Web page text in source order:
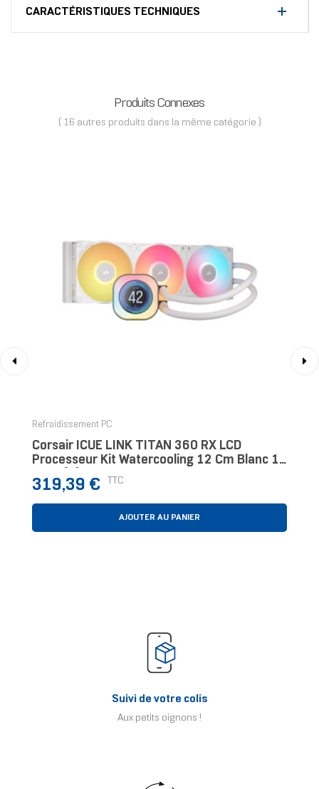
CARACTÉRISTIQUES TECHNIQUES
Produits Connexes
( 16 autres produits dans la même catégorie )
Refroidissement PC
Corsair ICUE LINK TITAN 360 RX LCD
Processeur Kit Watercooling 12 Cm Blanc 1
Prix
319,39 € TTC
AJOUTER AU PANIER
Suivi de votre colis
Aux petits oignons !